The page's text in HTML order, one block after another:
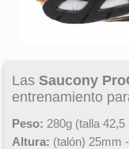
Las Saucony
entrenamiento
Peso: 280g (talla 42,5
Altura: (talón) 25mm